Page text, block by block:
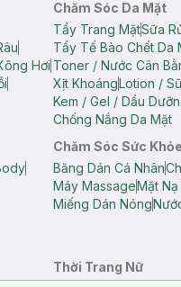
Hơi
Chăm Sóc Da Mặt
Tẩy Trang MặtSữa
Tẩy Tế Bào Chết Da
Toner / Nước Cân
Xịt KhoángLotion /
Kem / Gel / Dầu
Chống Nắng Da Mặt
Chăm Sóc Sức Khỏe
Băng Dán Cá Nhân
Máy MassageMặt
Miếng Dán Nóng
Thời Trang Nữ